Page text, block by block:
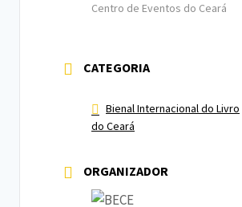
Centro de Eventos do Ceará
CATEGORIA
Bienal Internacional do Livro
do Ceará
ORGANIZADOR